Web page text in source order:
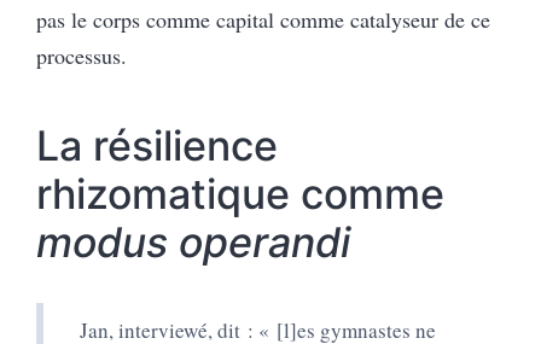
pas le corps comme capital comme catalyseur de ce
processus.
La résilience
rhizomatique comme
modus operandi
Jan, interviewé, dit : « [l]es gymnastes ne